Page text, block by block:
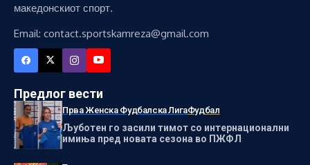
македонскиот спорт.
Email: contact.sportskamreza@gmail.com
Предлог вести
Прва Женска Фудбалска ЛигаФудбал
Љуботен го засили тимот со интернационални
имиња пред новата сезона во ПЖФЛ